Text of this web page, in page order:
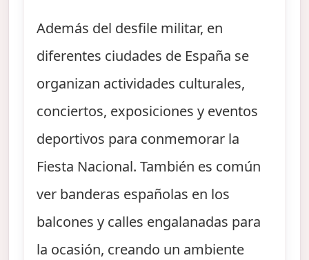
Además del desfile militar, en
diferentes ciudades de España se
organizan actividades culturales,
conciertos, exposiciones y eventos
deportivos para conmemorar la
Fiesta Nacional. También es común
ver banderas españolas en los
balcones y calles engalanadas para
la ocasión, creando un ambiente